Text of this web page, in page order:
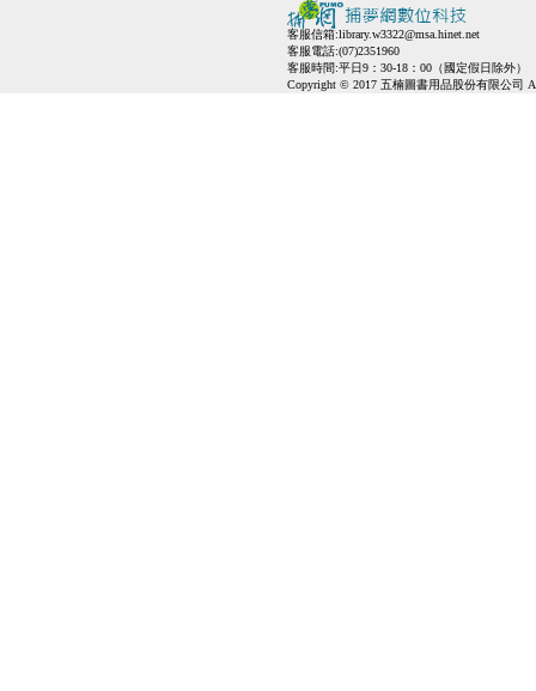
客服信箱:library.w3322@msa.hinet.net
客服電話:(07)2351960
客服時間:平日9：30-18：00（國定假日除外）
Copyright © 2017 五楠圖書用品股份有限公司